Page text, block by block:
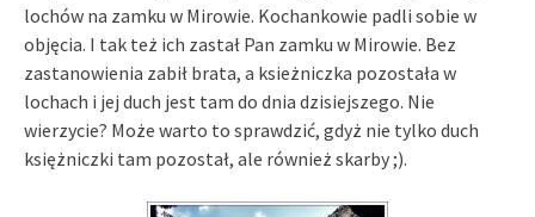
lochów na zamku w Mirowie. Kochankowie padli sobie w
objęcia. I tak też ich zastał Pan zamku w Mirowie. Bez
zastanowienia zabił brata, a ksieżniczka pozostała w
lochach i jej duch jest tam do dnia dzisiejszego. Nie
wierzycie? Może warto to sprawdzić, gdyż nie tylko duch
księżniczki tam pozostał, ale również skarby ;).